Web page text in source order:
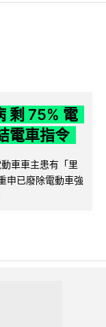
剩 75% 電
電車指令
車車主患有「里
申已廢除電動車強